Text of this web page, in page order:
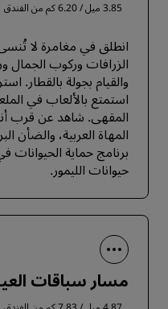
3.85 ميل / 6.20 كم من الفندق
انطلق في مغامرة لا
الزرافات وركوب الجمال
والقيام بجولة بالقطار.
استمتع بالألعاب في
المقهى. شاهد عن قرب
المهاة العربية، والضأن
برنامج حماية الحيوانات
حيوانات الليمور.
مسار سباقات